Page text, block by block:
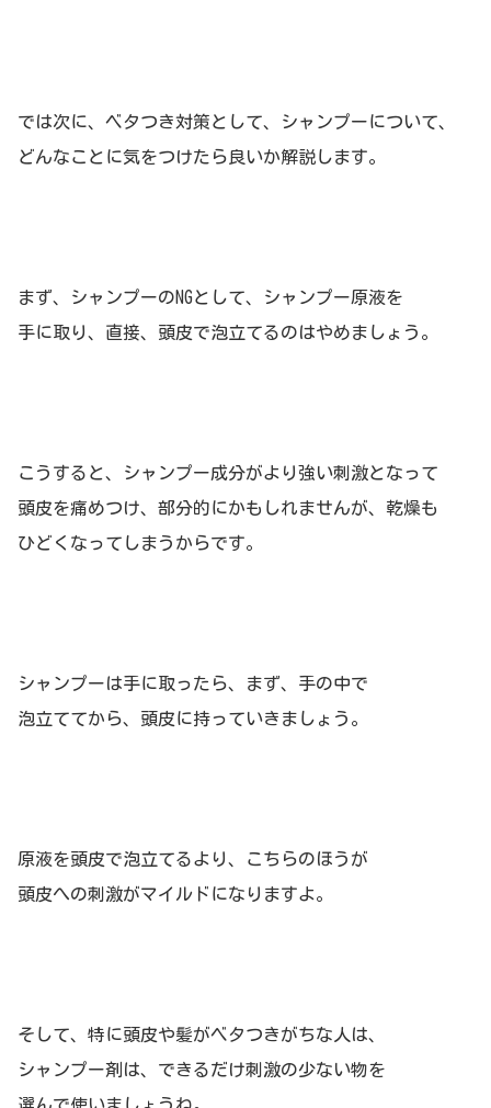
では次に、ベタつき対策として、シャンプーについて、
どんなことに気をつけたら良いか解説します。
まず、シャンプーのNGとして、シャンプー原液を
手に取り、直接、頭皮で泡立てるのはやめましょう。
こうすると、シャンプー成分がより強い刺激となって
頭皮を痛めつけ、部分的にかもしれませんが、乾燥も
ひどくなってしまうからです。
シャンプーは手に取ったら、まず、手の中で
泡立ててから、頭皮に持っていきましょう。
原液を頭皮で泡立てるより、こちらのほうが
頭皮への刺激がマイルドになりますよ。
そして、特に頭皮や髪がベタつきがちな人は、
シャンプー剤は、できるだけ刺激の少ない物を